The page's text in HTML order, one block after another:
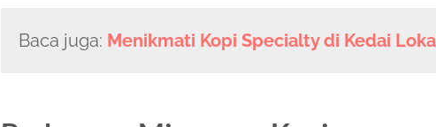
Baca juga: Menikmati Kopi Specialty di Kedai